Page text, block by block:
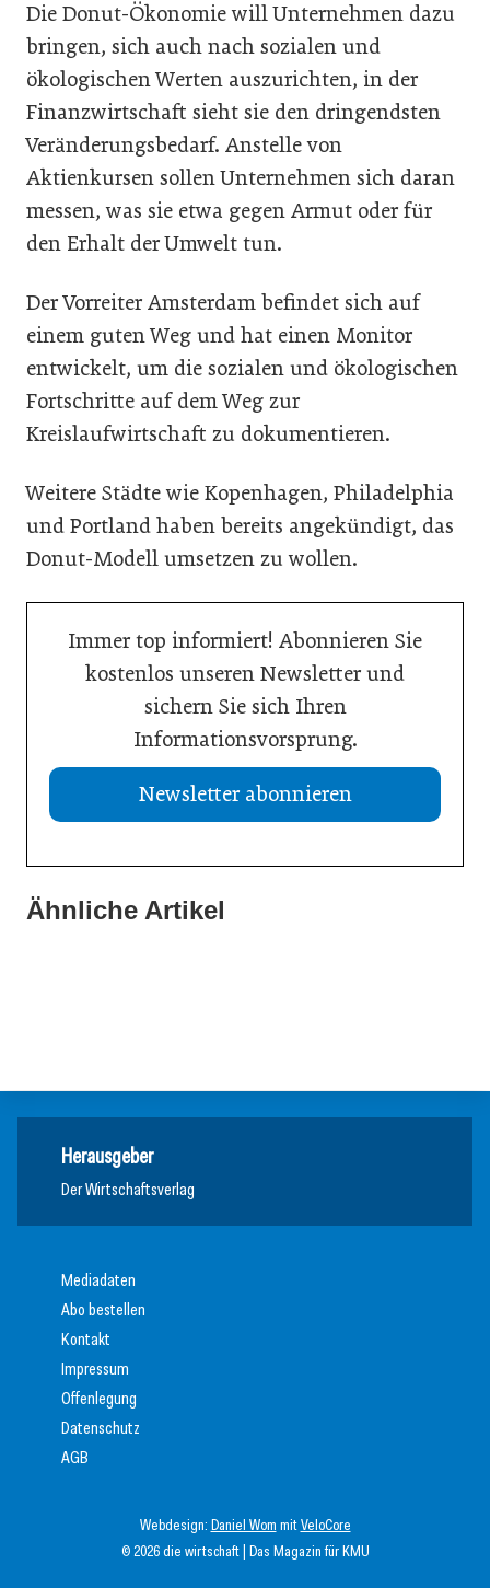
Die Donut-Ökonomie will Unternehmen dazu
bringen, sich auch nach sozialen und
ökologischen Werten auszurichten, in der
Finanzwirtschaft sieht sie den dringendsten
Veränderungsbedarf. Anstelle von
Aktienkursen sollen Unternehmen sich daran
messen, was sie etwa gegen Armut oder für
den Erhalt der Umwelt tun.
Der Vorreiter Amsterdam befindet sich auf
einem guten Weg und hat einen Monitor
entwickelt, um die sozialen und ökologischen
Fortschritte auf dem Weg zur
Kreislaufwirtschaft zu dokumentieren.
Weitere Städte wie Kopenhagen, Philadelphia
und Portland haben bereits angekündigt, das
Donut-Modell umsetzen zu wollen.
Immer top informiert! Abonnieren Sie
kostenlos unseren Newsletter und
sichern Sie sich Ihren
Informationsvorsprung.
Newsletter abonnieren
Ähnliche Artikel
21. Juli 2026
Herausgeber
Der Wirtschaftsverlag
© 2026 die wirtschaft | Das Magazin für KMU
Webdesign: Daniel Wom mitVeloCore
Mediadaten
Abo bestellen
Kontakt
Impressum
Offenlegung
Datenschutz
AGB